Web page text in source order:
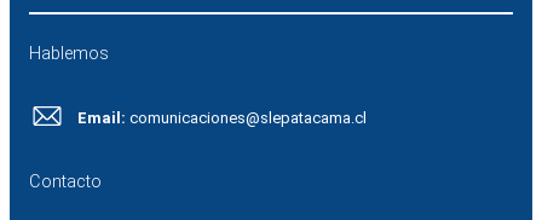
Hablemos
Email: comunicaciones@slepatacama.cl
Contacto